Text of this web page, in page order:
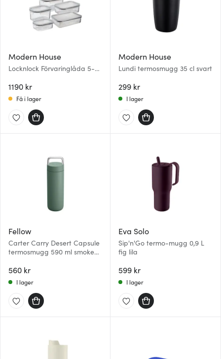
Modern House
Locknlock Förvaringlåda 5-
1190 kr
Få i lager
Modern House
Lundi termosmugg 35 cl svart
299 kr
I lager
Fellow
Carter Carry Desert Capsule
termosmugg 590 ml smoke
560 kr
I lager
Eva Solo
Sip'n'Go termo-mugg 0,9 L
fig lila
599 kr
I lager